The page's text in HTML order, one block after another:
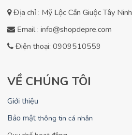
Địa chỉ : Mỹ Lộc Cần Giuộc Tây Ninh
Email : info@shopdepre.com
Điện thoại: 0909510559
VỀ CHÚNG TÔI
Giới thiệu
Bảo mật thông tin cá nhân